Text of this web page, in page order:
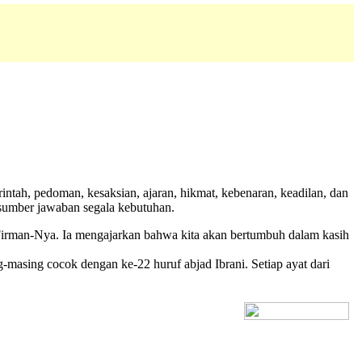
pedoman, kesaksian, ajaran, hikmat, kebenaran, keadilan, dan
jawaban segala kebutuhan.
Nya. Ia mengajarkan bahwa kita akan bertumbuh dalam kasih
cocok dengan ke-22 huruf abjad Ibrani. Setiap ayat dari